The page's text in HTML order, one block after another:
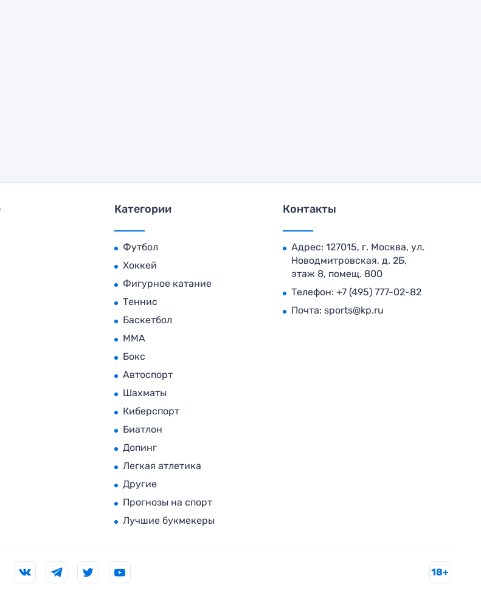
Категории
Футбол
Хоккей
Фигурное катание
Теннис
Баскетбол
MMA
Бокс
Автоспорт
Шахматы
Киберспорт
Биатлон
Допинг
Легкая атлетика
Другие
Прогнозы на спорт
Лучшие букмекеры
Контакты
Адрес: 127015, г. Москва, ул.
Новодмитровская, д. 2Б,
этаж 8, помещ. 800
Телефон: +7 (495) 777-02-82
Почта: sports@kp.ru
18+